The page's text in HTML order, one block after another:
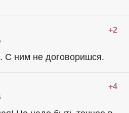
+2
С ним не договоришся.
+4